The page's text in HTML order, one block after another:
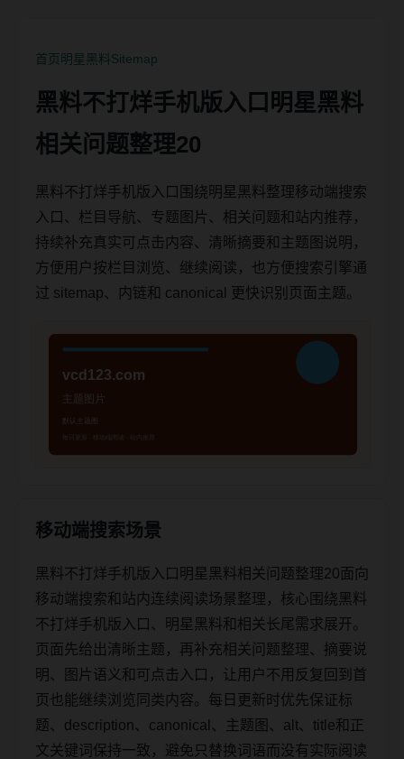
首页明星黑料Sitemap
黑料不打烊手机版入口明星黑料
相关问题整理20
黑料不打烊手机版入口围绕明星黑料整理移动端搜索
入口、栏目导航、专题图片、相关问题和站内推荐，
持续补充真实可点击内容、清晰摘要和主题图说明，
方便用户按栏目浏览、继续阅读，也方便搜索引擎通
过 sitemap、内链和 canonical 更快识别页面主题。
移动端搜索场景
黑料不打烊手机版入口明星黑料相关问题整理20面向
移动端搜索和站内连续阅读场景整理，核心围绕黑料
不打烊手机版入口、明星黑料和相关长尾需求展开。
页面先给出清晰主题，再补充相关问题整理、摘要说
明、图片语义和可点击入口，让用户不用反复回到首
页也能继续浏览同类内容。每日更新时优先保证标
题、description、canonical、主题图、alt、title和正
文关键词保持一致，避免只替换词语而没有实际阅读